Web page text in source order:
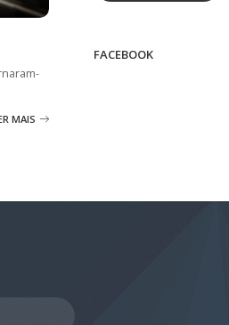
MAIS
FACEBOOK